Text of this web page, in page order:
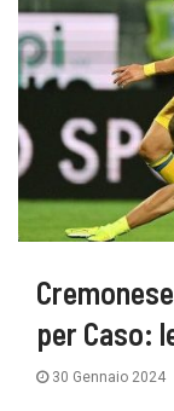
per Caso:
30 Gennaio 2024